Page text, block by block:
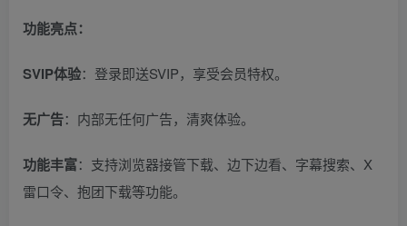
功能亮点：
SVIP体验：登录即送SVIP，享受会员特权。
无广告：内部无任何广告，清爽体验。
功能丰富：支持浏览器接管下载、边下边看、字幕搜索、X
雷口令、抱团下载等功能。